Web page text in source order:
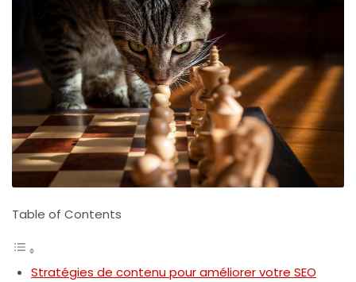
Table of Contents
Stratégies de contenu pour améliorer votre SEO